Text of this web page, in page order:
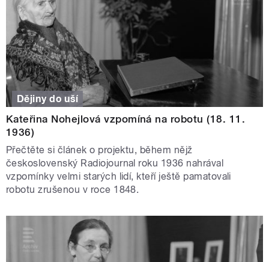
Dějiny do uší
Kateřina Nohejlová vzpomíná na robotu (18. 11.
1936)
Přečtěte si článek o projektu, během nějž
československý Radiojournal roku 1936 nahrával
vzpomínky velmi starých lidí, kteří ještě pamatovali
robotu zrušenou v roce 1848.